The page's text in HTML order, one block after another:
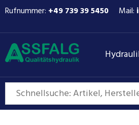
Rufnummer: +49 739 39 5450 Mail: